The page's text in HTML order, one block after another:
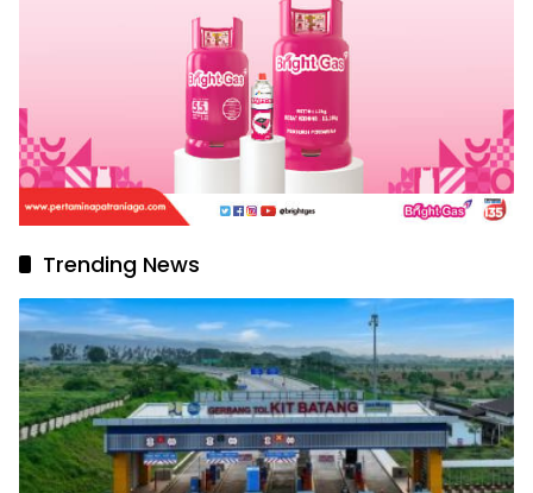
Trending News